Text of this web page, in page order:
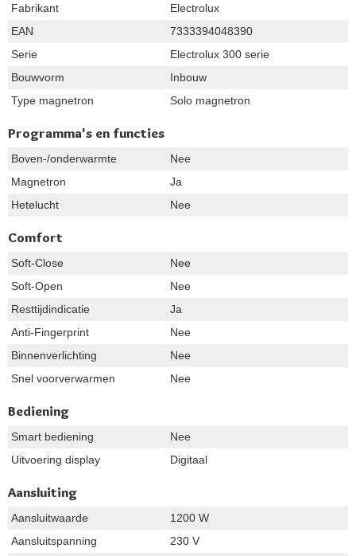
Fabrikant
Electrolux
EAN
7333394048390
Serie
Electrolux 300 serie
Bouwvorm
Inbouw
Type magnetron
Solo magnetron
Programma's en functies
Boven-/onderwarmte
Nee
Magnetron
Ja
Hetelucht
Nee
Comfort
Soft-Close
Nee
Soft-Open
Nee
Resttijdindicatie
Ja
Anti-Fingerprint
Nee
Binnenverlichting
Nee
Snel voorverwarmen
Nee
Bediening
Smart bediening
Nee
Uitvoering display
Digitaal
Aansluiting
Aansluitwaarde
1200 W
Aansluitspanning
230 V